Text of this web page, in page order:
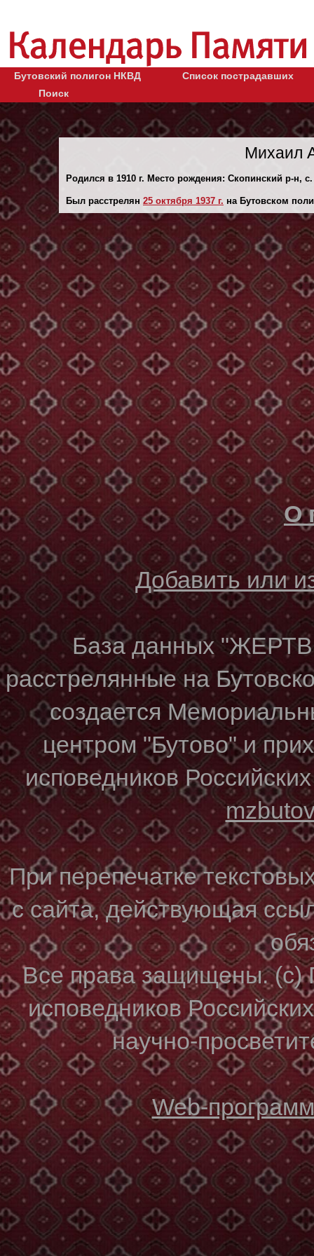
Бутовский полигон НКВД
Список пострадавших
Поиск
Михаил
Родился в 1910 г. Место рождения: Скопинский р-н,
Был расстрелян 25 октября 1937 г. на Бутовском
О
Добавить или
База данных
расстрелянные на
создается
центром "Бутово" и
исповедников
При перепечатке
с сайта, действующая
Все права защищены. (с)
исповедников
научно-
Web-